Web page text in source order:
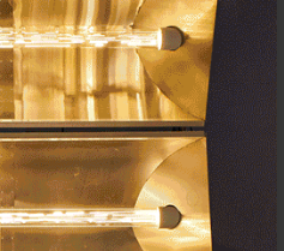
abre la
de TBA21 y
Thyssen-